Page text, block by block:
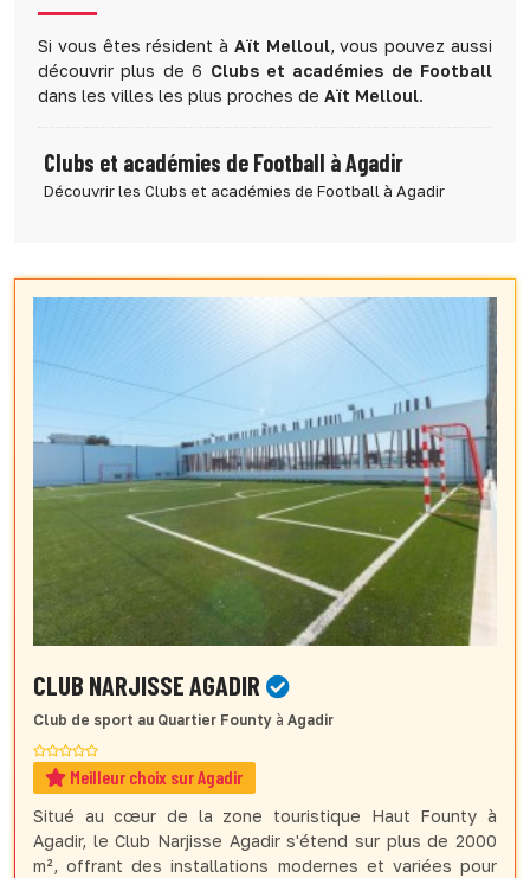
Si vous êtes résident à Aït Melloul, vous pouvez aussi
découvrir plus de 6 Clubs et académies de Football
dans les villes les plus proches de Aït Melloul.
Clubs et académies de Football à Agadir
Découvrir les Clubs et académies de Football à Agadir
CLUB NARJISSE AGADIR
Club de sport au Quartier Founty à Agadir
Meilleur choix sur Agadir
Situé au cœur de la zone touristique Haut Founty à
Agadir, le Club Narjisse Agadir s'étend sur plus de 2000
m², offrant des installations modernes et variées pour